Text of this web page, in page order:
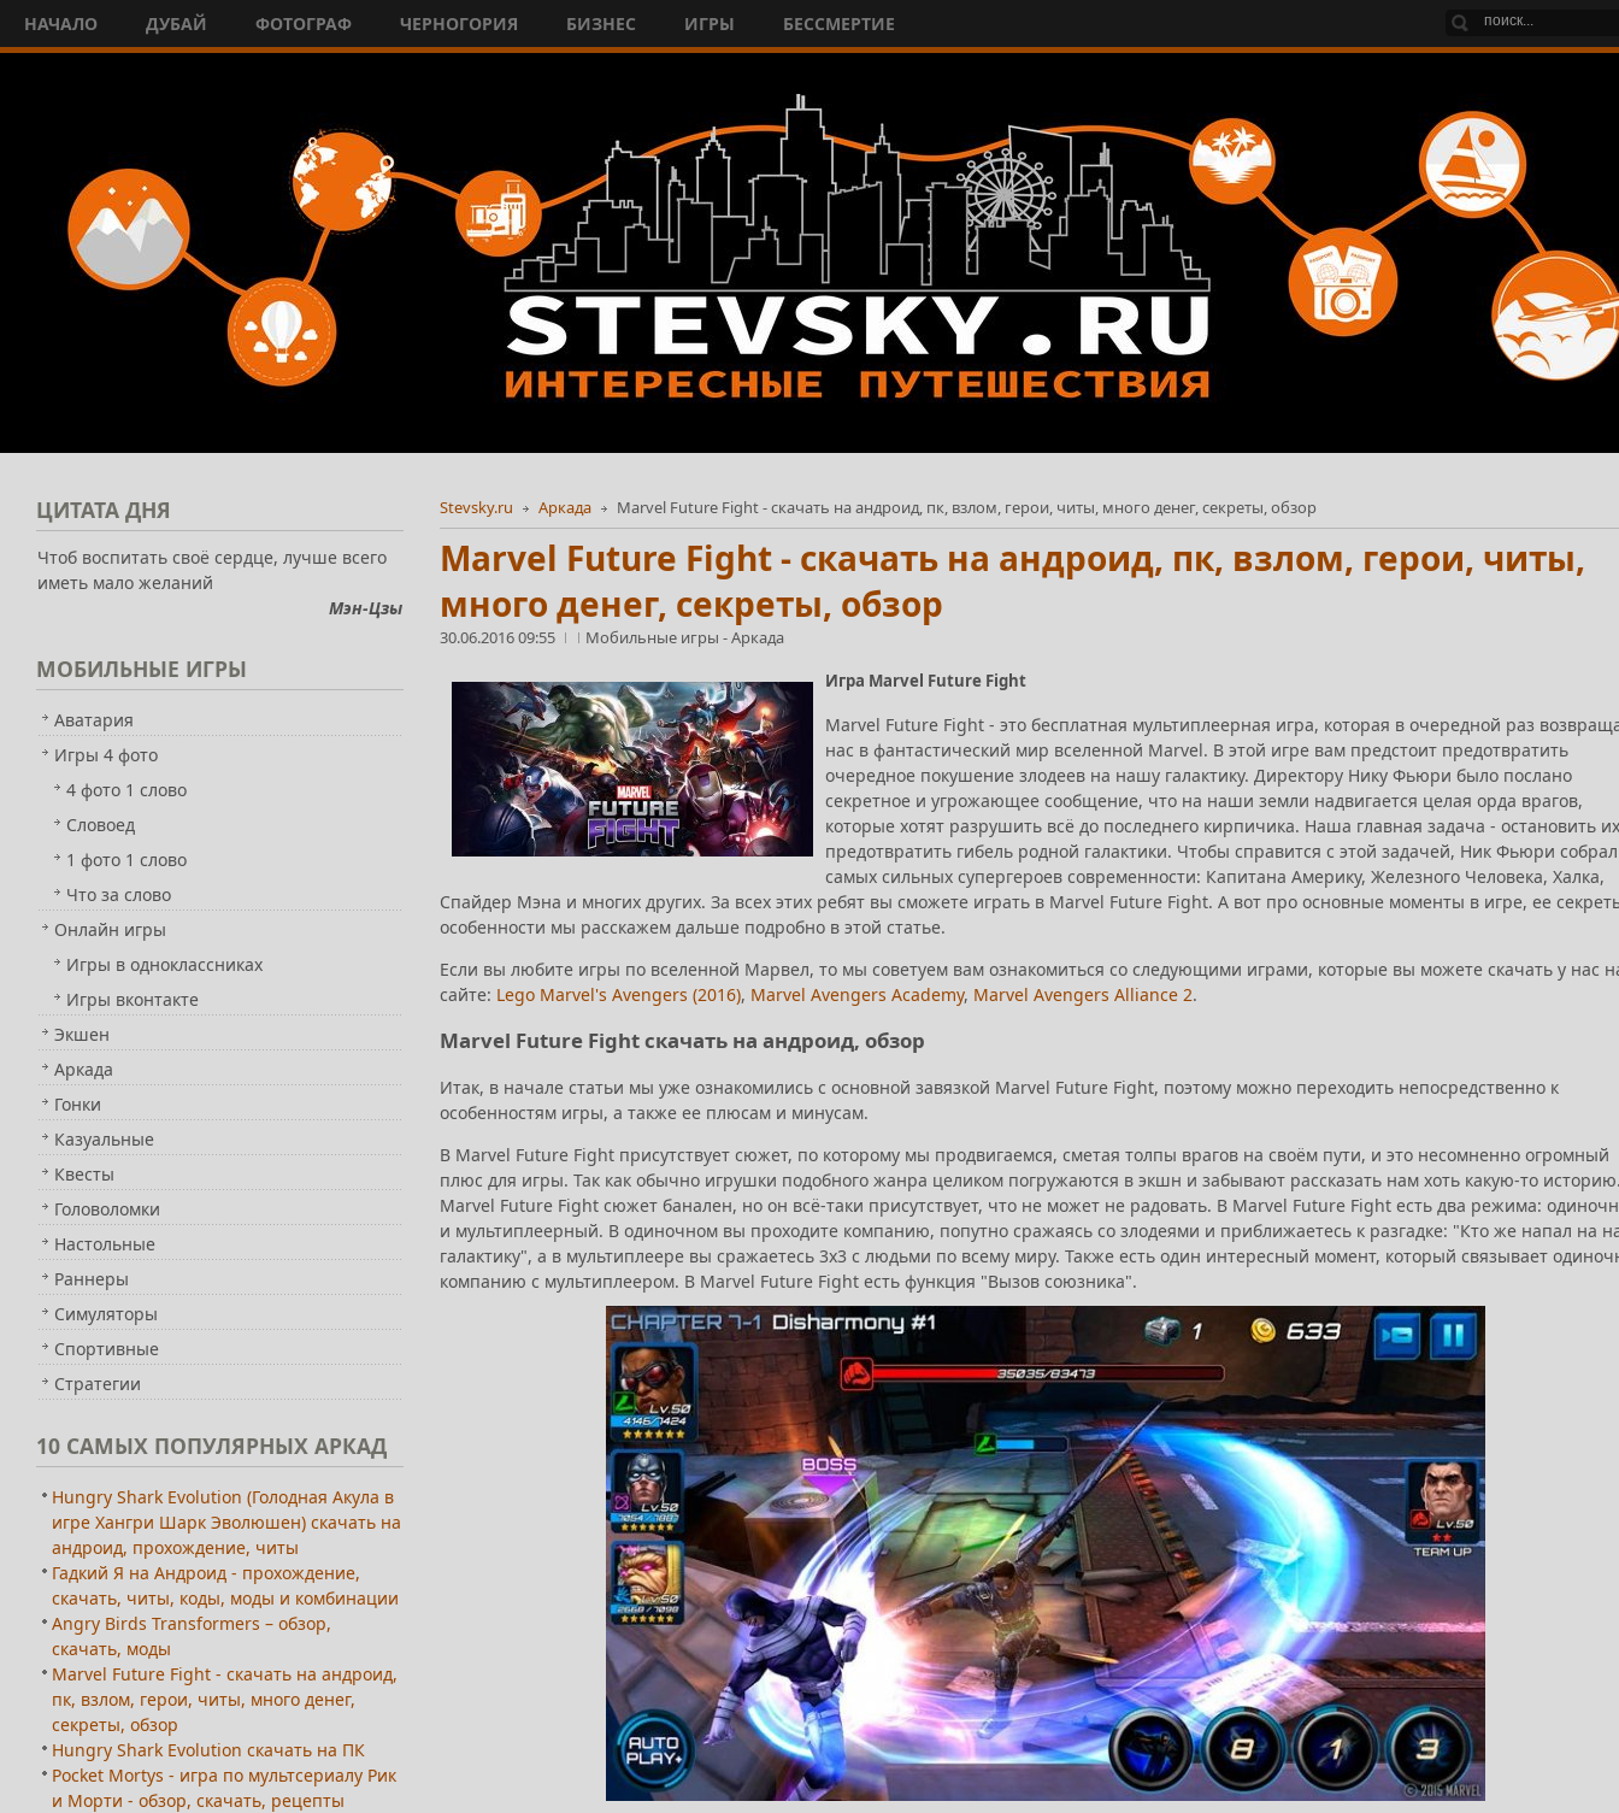
НАЧАЛО ДУБАЙ ФОТОГРАФ ЧЕРНОГОРИЯ БИЗНЕС ИГРЫ БЕССМЕРТИЕ
Stevsky.ru Аркада Marvel Future Fight - скачать на андроид, пк, взлом, герои, читы, много денег, секреты, обзор
Marvel Future Fight - скачать на андроид, пк, взлом, герои, читы,
много денег, секреты, обзор
30.06.2016 09:55 Мобильные игры -Аркада
Игра Marvel Future Fight
Marvel Future Fight - это бесплатная мультиплеерная игра, которая в очередной раз
нас в фантастический мир вселенной Marvel. В этой игре вам предстоит предотвратить
очередное покушение злодеев на нашу галактику. Директору Нику Фьюри было послано
секретное и угрожающее сообщение, что на наши земли надвигается целая орда врагов,
которые хотят разрушить всё до последнего кирпичика. Наша главная задача - остановить
предотвратить гибель родной галактики. Чтобы справится с этой задачей, Ник Фьюри собрал
самых сильных супергероев современности: Капитана Америку, Железного Человека, Халка,
Спайдер Мэна и многих других. За всех этих ребят вы сможете играть в Marvel Future Fight. А вот про основные моменты в игре, ее
особенности мы расскажем дальше подробно в этой статье.
Если вы любите игры по вселенной Марвел, то мы советуем вам ознакомиться со следующими играми, которые вы можете скачать у нас
сайте: Lego Marvel's Avengers (2016), Marvel Avengers Academy, Marvel Avengers Alliance 2.
Marvel Future Fight скачать на андроид, обзор
Итак, в начале статьи мы уже ознакомились с основной завязкой Marvel Future Fight, поэтому можно переходить непосредственно к
особенностям игры, а также ее плюсам и минусам.
В Marvel Future Fight присутствует сюжет, по которому мы продвигаемся, сметая толпы врагов на своём пути, и это несомненно огромный
плюс для игры. Так как обычно игрушки подобного жанра целиком погружаются в экшн и забывают рассказать нам хоть какую-то
Marvel Future Fight сюжет банален, но он всё-таки присутствует, что не может не радовать. В Marvel Future Fight есть два режима:
и мультиплеерный. В одиночном вы проходите компанию, попутно сражаясь со злодеями и приближаетесь к разгадке: "Кто же напал на
галактику", а в мультиплеере вы сражаетесь 3х3 с людьми по всему миру. Также есть один интересный момент, который связывает
компанию с мультиплеером. В Marvel Future Fight есть функция "Вызов союзника".
ЦИТАТА ДНЯ
Чтоб воспитать своё сердце, лучше всего
иметь мало желаний
Мэн-Цзы
МОБИЛЬНЫЕ ИГРЫ
Аватария
Игры 4 фото
4 фото 1 слово
Словоед
1 фото 1 слово
Что за слово
Онлайн игры
Игры в одноклассниках
Игры вконтакте
Экшен
Аркада
Гонки
Казуальные
Квесты
Головоломки
Настольные
Раннеры
Симуляторы
Спортивные
Стратегии
10 САМЫХ ПОПУЛЯРНЫХ АРКАД
Hungry Shark Evolution (Голодная Акула в
игре Хангри Шарк Эволюшен) скачать на
андроид, прохождение, читы
Гадкий Я на Андроид - прохождение,
скачать, читы, коды, моды и комбинации
Angry Birds Transformers – обзор,
скачать, моды
Marvel Future Fight - скачать на андроид,
пк, взлом, герои, читы, много денег,
секреты, обзор
Hungry Shark Evolution скачать на ПК
Pocket Mortys - игра по мультсериалу Рик
и Морти - обзор, скачать, рецепты